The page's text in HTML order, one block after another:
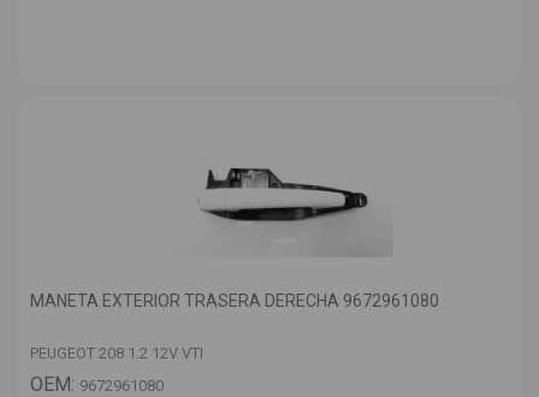
MANETA EXTERIOR TRASERA DERECHA 9672961080
PEUGEOT 208 1.2 12V VTI
OEM: 9672961080